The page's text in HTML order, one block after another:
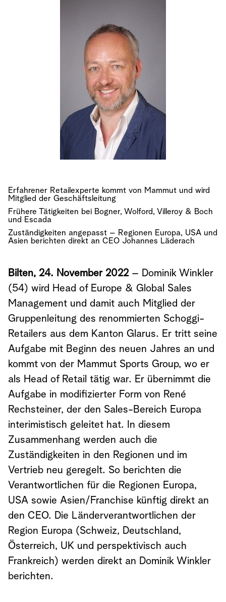
Erfahrener Retailexperte kommt von Mammut und wird
Mitglied der Geschäftsleitung
Frühere Tätigkeiten bei Bogner, Wolford, Villeroy & Boch
und Escada
Zuständigkeiten angepasst – Regionen Europa, USA und
Asien berichten direkt an CEO Johannes Läderach
Bilten, 24. November 2022– Dominik Winkler
(54) wird Head of Europe & Global Sales
Management und damit auch Mitglied der
Gruppenleitung des renommierten Schoggi-
Retailers aus dem Kanton Glarus. Er tritt seine
Aufgabe mit Beginn des neuen Jahres an und
kommt von der Mammut Sports Group, wo er
als Head of Retail tätig war. Er übernimmt die
Aufgabe in modifizierter Form von René
Rechsteiner, der den Sales-Bereich Europa
interimistisch geleitet hat. In diesem
Zusammenhang werden auch die
Zuständigkeiten in den Regionen und im
Vertrieb neu geregelt. So berichten die
Verantwortlichen für die Regionen Europa,
USA sowie Asien/Franchise künftig direkt an
den CEO. Die Länderverantwortlichen der
Region Europa (Schweiz, Deutschland,
Österreich, UK und perspektivisch auch
Frankreich) werden direkt an Dominik Winkler
berichten.